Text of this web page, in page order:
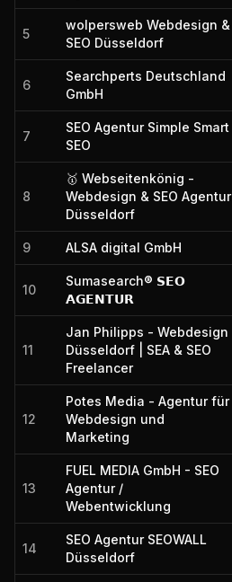
5
wolpersweb Webdesign &
SEO Düsseldorf
6
Searchperts Deutschland
GmbH
7
SEO Agentur Simple Smart
SEO
8
🥇 Webseitenkönig -
Webdesign & SEO Agentur
Düsseldorf
9 ALSA digital GmbH
10
Sumasearch® 𝗦𝗘𝗢
𝗔𝗚𝗘𝗡𝗧𝗨𝗥
11
Jan Philipps - Webdesign
Düsseldorf | SEA & SEO
Freelancer
12
Potes Media - Agentur für
Webdesign und
Marketing
13
FUEL MEDIA GmbH - SEO
Agentur /
Webentwicklung
14
SEO Agentur SEOWALL
Düsseldorf